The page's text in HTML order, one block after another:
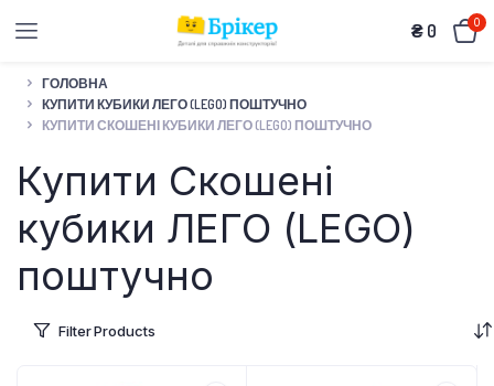
₴ 0 0
ГОЛОВНА
КУПИТИ КУБИКИ ЛЕГО (LEGO) ПОШТУЧНО
КУПИТИ СКОШЕНІ КУБИКИ ЛЕГО (LEGO) ПОШТУЧНО
Купити Скошені
кубики ЛЕГО (LEGO)
поштучно
Filter Products